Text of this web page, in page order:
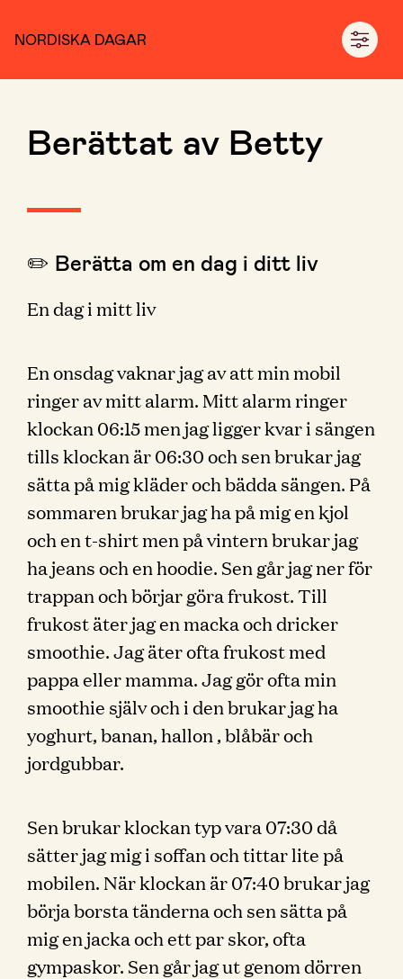
NORDISKA DAGAR
Berättat av Betty
✏️ Berätta om en dag i ditt liv
En dag i mitt liv
En onsdag vaknar jag av att min mobil
ringer av mitt alarm. Mitt alarm ringer
klockan 06:15 men jag ligger kvar i sängen
tills klockan är 06:30 och sen brukar jag
sätta på mig kläder och bädda sängen. På
sommaren brukar jag ha på mig en kjol
och en t-shirt men på vintern brukar jag
ha jeans och en hoodie. Sen går jag ner för
trappan och börjar göra frukost. Till
frukost äter jag en macka och dricker
smoothie. Jag äter ofta frukost med
pappa eller mamma. Jag gör ofta min
smoothie själv och i den brukar jag ha
yoghurt, banan, hallon , blåbär och
jordgubbar.
Sen brukar klockan typ vara 07:30 då
sätter jag mig i soffan och tittar lite på
mobilen. När klockan är 07:40 brukar jag
börja borsta tänderna och sen sätta på
mig en jacka och ett par skor, ofta
gympaskor. Sen går jag ut genom dörren